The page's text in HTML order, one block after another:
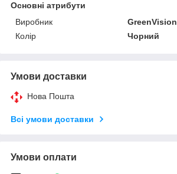
Основні атрибути
Виробник
GreenVision
Колір
Чорний
Умови доставки
Нова Пошта
Всі умови доставки
Умови оплати